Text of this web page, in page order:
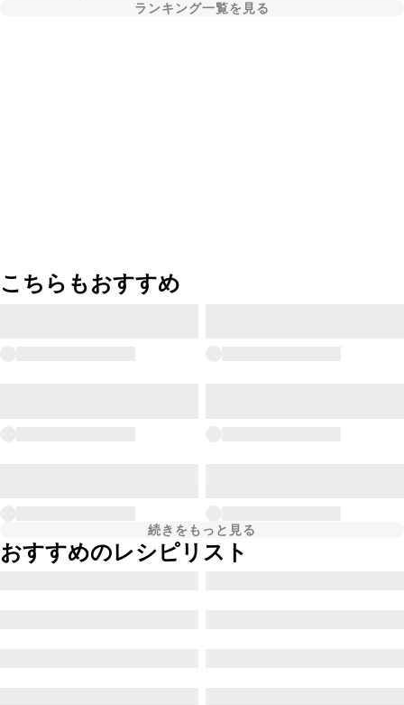
ランキング一覧を見る
こちらもおすすめ
続きをもっと見る
おすすめのレシピリスト